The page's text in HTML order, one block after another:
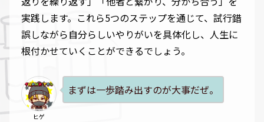
実践します。これら5つのステップを通じて、試行錯
誤しながら自分らしいやりがいを具体化し、人生に
根付かせていくことができるでしょう。
ヒゲ
まずは一歩踏み出すのが大事だぜ。